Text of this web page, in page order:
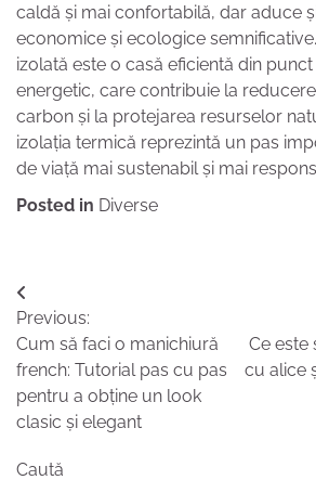
caldă și mai confortabilă, dar aduce
economice și ecologice
izolată este o casă eficientă din
energetic, care contribuie la
carbon și la protejarea resurselor
izolația termică reprezintă un pas
de viață mai sustenabil și mai
Posted in Diverse
Navigare
în
articole
Previous:
Cum să faci o manichiură
french: Tutorial pas cu pas
pentru a obține un look
clasic și elegant
Ce este
cu alice
Caută